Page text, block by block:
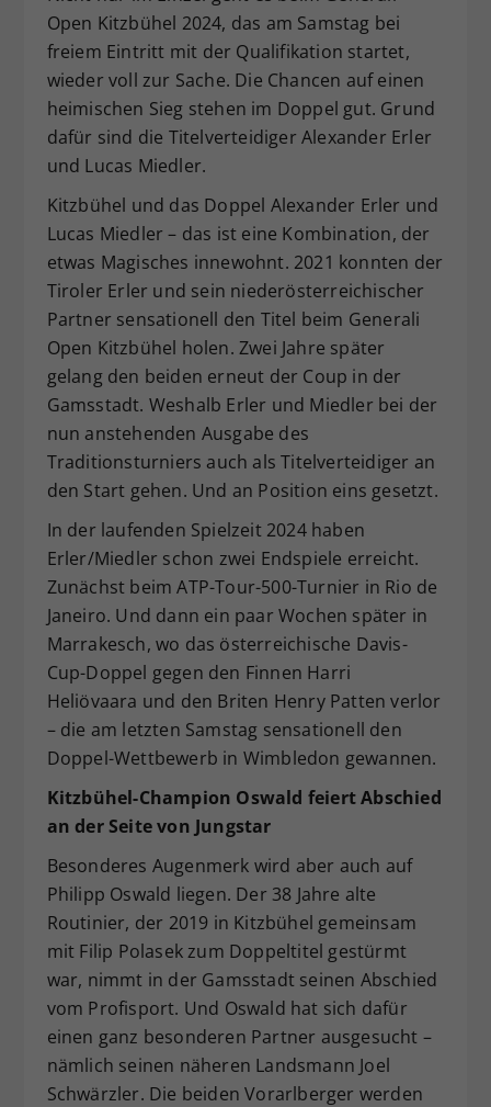
Open Kitzbühel 2024, das am Samstag bei
freiem Eintritt mit der Qualifikation startet,
wieder voll zur Sache. Die Chancen auf einen
heimischen Sieg stehen im Doppel gut. Grund
dafür sind die Titelverteidiger Alexander Erler
und Lucas Miedler.
Kitzbühel und das Doppel Alexander Erler und
Lucas Miedler – das ist eine Kombination, der
etwas Magisches innewohnt. 2021 konnten der
Tiroler Erler und sein niederösterreichischer
Partner sensationell den Titel beim Generali
Open Kitzbühel holen. Zwei Jahre später
gelang den beiden erneut der Coup in der
Gamsstadt. Weshalb Erler und Miedler bei der
nun anstehenden Ausgabe des
Traditionsturniers auch als Titelverteidiger an
den Start gehen. Und an Position eins gesetzt.
In der laufenden Spielzeit 2024 haben
Erler/Miedler schon zwei Endspiele erreicht.
Zunächst beim ATP-Tour-500-Turnier in Rio de
Janeiro. Und dann ein paar Wochen später in
Marrakesch, wo das österreichische Davis-
Cup-Doppel gegen den Finnen Harri
Heliövaara und den Briten Henry Patten verlor
– die am letzten Samstag sensationell den
Doppel-Wettbewerb in Wimbledon gewannen.
Kitzbühel-Champion Oswald feiert Abschied
an der Seite von Jungstar
Besonderes Augenmerk wird aber auch auf
Philipp Oswald liegen. Der 38 Jahre alte
Routinier, der 2019 in Kitzbühel gemeinsam
mit Filip Polasek zum Doppeltitel gestürmt
war, nimmt in der Gamsstadt seinen Abschied
vom Profisport. Und Oswald hat sich dafür
einen ganz besonderen Partner ausgesucht –
nämlich seinen näheren Landsmann Joel
Schwärzler. Die beiden Vorarlberger werden
Zweck
Dieser Wert speichert Ihre Consent-
Einstellungen. Unter anderem eine
zufällig generierte ID, für die
historische Speicherung Ihrer
vorgenommen Einstellungen, falls der
Webseiten-Betreiber dies eingestellt
hat.